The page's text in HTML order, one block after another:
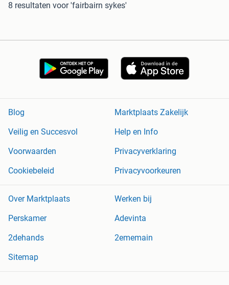
8 resultaten voor 'fairbairn sykes'
Blog
Marktplaats Zakelijk
Veilig en Succesvol
Help en Info
Voorwaarden
Privacyverklaring
Cookiebeleid
Privacyvoorkeuren
Over Marktplaats
Werken bij
Perskamer
Adevinta
2dehands
2ememain
Sitemap